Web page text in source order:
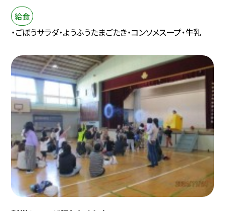
給食
・ごぼうサラダ・ようふうたまごたき・コンソメスープ・牛乳